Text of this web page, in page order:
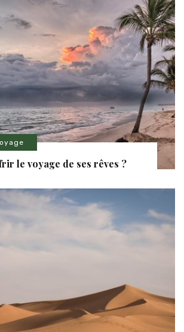
le voyage de ses rêves ?